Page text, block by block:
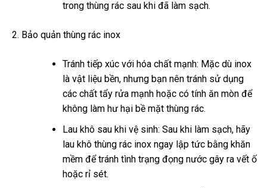
trong thùng rác sau khi đã làm sạch.
Bảo quản thùng rác inox
Tránh tiếp xúc với hóa chất mạnh: Mặc dù inox
là vật liệu bền, nhưng bạn nên tránh sử dụng
các chất tẩy rửa mạnh hoặc có tính ăn mòn để
không làm hư hại bề mặt thùng rác.
Lau khô sau khi vệ sinh: Sau khi làm sạch, hãy
lau khô thùng rác inox ngay lập tức bằng khăn
mềm để tránh tình trạng đọng nước gây ra vết ố
hoặc rỉ sét.